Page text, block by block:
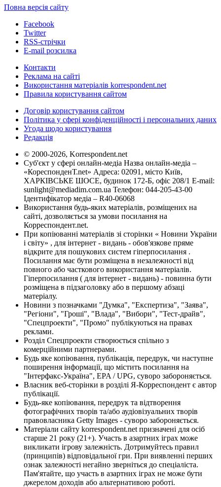
Повна версія сайту
Facebook
Twitter
RSS-стрічки
E-mail розсилка
Контакти
Реклама на сайті
Використання матеріалів korrespondent.net
Правила користування сайтом
Договір користування сайтом
Політика у сфері конфіденційності і персональних даних
Угода щодо користування
Редакція
© 2000-2026, Korrespondent.net
Суб'єкт у сфері онлайн-медіа Назва онлайн-медіа –
«КореспонденТ.net» Адреса: 02091, місто Київ,
ХАРКІВСЬКЕ ШОСЕ, будинок 172-Б, офіс 208/1 E-mail:
sunlight@mediadim.com.ua Телефон: 044-205-43-00
Ідентифікатор медіа – R40-06068
Використання будь-яких матеріалів, розміщених на
сайті, дозволяється за умови посилання на
Корреспондент.net.
При копіюванні матеріалів зі сторінки « Новини України
і світу» , для інтернет - видань - обов'язкове пряме
відкрите для пошукових систем гіперпосилання .
Посилання має бути розміщена в незалежності від
повного або часткового використання матеріалів.
Гіперпосилання ( для інтернет - видань) - повинна бути
розміщена в підзаголовку або в першому абзаці
матеріалу.
Новини з позначками "Думка", "Експертиза", "Заява",
"Регіони", "Гроші", "Влада", "Вибори", "Тест-драйв",
"Спецпроекти", "Промо" публікуються на правах
реклами.
Розділ Спецпроекти створюється спільно з
комерційними партнерами.
Будь яке копіювання, публікація, передрук, чи наступне
поширення інформації, що містить посилання на
"Інтерфакс-Україна", EPA / UPG, суворо забороняється.
Власник веб-сторінки в розділі Я-Корреспондент є автор
публікації.
Будь-яке копіювання, передрук та відтворення
фотографічних творів та/або аудіовізуальних творів
правовласника Getty Images - суворо забороняється.
Матеріали сайту korrespondent.net призначені для осіб
старше 21 року (21+). Участь в азартних іграх може
викликати ігрову залежність. Дотримуйтесь правил
(принципів) відповідальної гри. При виявленні перших
ознак залежності негайно зверніться до спеціаліста.
Пам'ятайте, що участь в азартних іграх не може бути
джерелом доходів або альтернативою роботі.